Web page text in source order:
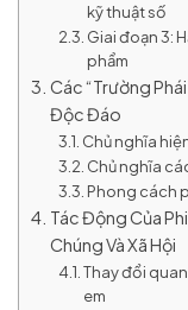
kỹ thuật số
Giai đoạn 3:
phẩm
Các “Trường
Độc Đáo
Chủ nghĩa
Chủ nghĩa
Phong cách
Tác Động Của
Chúng Và Xã Hội
Thay đổi
em